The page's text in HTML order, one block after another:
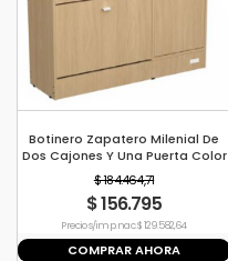
Botinero Zapatero Milenial De
Dos Cajones Y Una Puerta Color
Malta Mosconi
$ 184.464,71
$ 156.795
Precio s/imp. nac. $ 129.582,64
COMPRAR AHORA